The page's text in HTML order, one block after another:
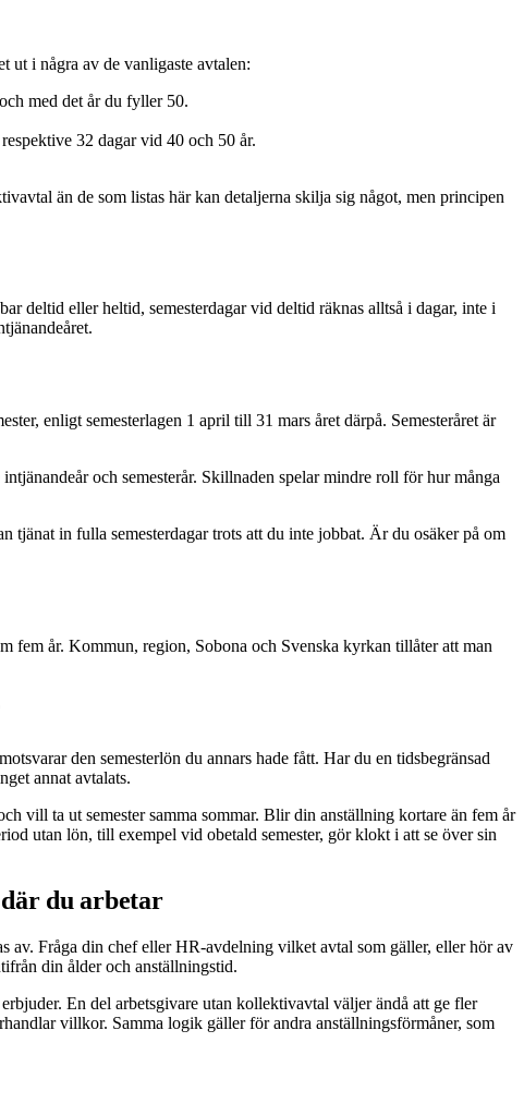
ut i några av de vanligaste avtalen:
med det år du fyller 50.
32 dagar vid 40 och 50 år.
än de som listas här kan detaljerna skilja sig något, men principen
deltid eller heltid, semesterdagar vid deltid räknas alltså i dagar, inte i
enligt semesterlagen 1 april till 31 mars året därpå. Semesteråret är
och semesterår. Skillnaden spelar mindre roll för hur många
tjänat in fulla semesterdagar trots att du inte jobbat. Är du osäker på om
fem år. Kommun, region, Sobona och Svenska kyrkan tillåter att man
den semesterlön du annars hade fått. Har du en tidsbegränsad
annat avtalats.
vill ta ut semester samma sommar. Blir din anställning kortare än fem år
utan lön, till exempel vid obetald semester, gör klokt i att se över sin
du arbetar
av. Fråga din chef eller HR-avdelning vilket avtal som gäller, eller hör av
din ålder och anställningstid.
En del arbetsgivare utan kollektivavtal väljer ändå att ge fler
villkor. Samma logik gäller för andra anställningsförmåner, som